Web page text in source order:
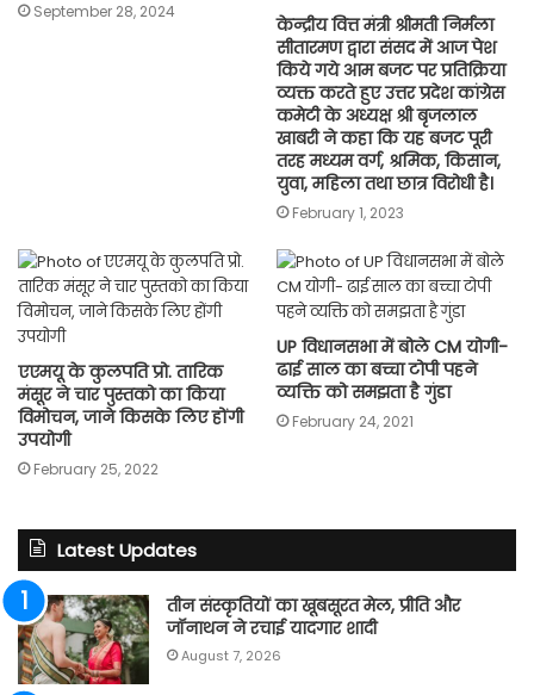
September 28, 2024
केन्द्रीय वित्त मंत्री श्रीमती निर्मला
सीतारमण द्वारा संसद में आज पेश
किये गये आम बजट पर प्रतिक्रिया
व्यक्त करते हुए उत्तर प्रदेश कांग्रेस
कमेटी के अध्यक्ष श्री बृजलाल
खाबरी ने कहा कि यह बजट पूरी
तरह मध्यम वर्ग, श्रमिक, किसान,
युवा, महिला तथा छात्र विरोधी है।
February 1, 2023
एएमयू के कुलपति प्रो. तारिक
मंसूर ने चार पुस्तको का किया
विमोचन, जाने किसके लिए होंगी
उपयोगी
February 25, 2022
UP विधानसभा में बोले CM योगी-
ढाई साल का बच्चा टोपी पहने
व्यक्ति को समझता है गुंडा
February 24, 2021
Latest Updates
तीन संस्कृतियों का खूबसूरत मेल, प्रीति और
जॉनाथन ने रचाई यादगार शादी
August 7, 2026